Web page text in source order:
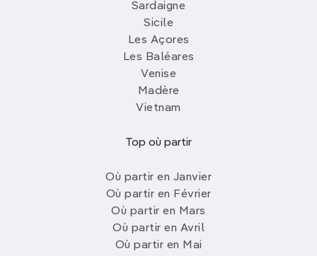
Sardaigne
Sicile
Les Açores
Les Baléares
Venise
Madère
Vietnam
Top où partir
Où partir en Janvier
Où partir en Février
Où partir en Mars
Où partir en Avril
Où partir en Mai